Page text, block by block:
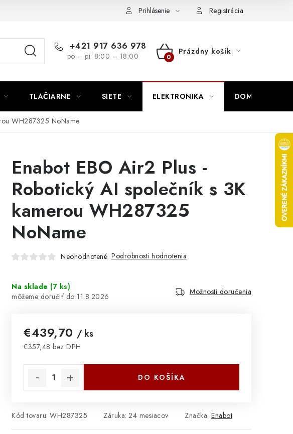
Napíšte námPrihlásenie Registrácia
+421 917 636 978
po – pi: 8:00 – 18:00
NÁKUPNÝ
Prázdny košík
TLAČIARNE SIETE ELEKTRONIKA DOMÁCNOSŤ
WH287325 NoName
Enabot EBO Air2 Plus -
Robotický AI společník s 3K
kamerou WH287325
NoName
Neohodnotené Podrobnosti hodnotenia
Na sklade (7 ks)
11.8.2026
Možnosti doručenia
€439,70 / ks
€357,48 bez DPH
DO KOŠÍKA
Kód tovaru: WH287325 Záruka: 24 mesiacov Značka: Enabot